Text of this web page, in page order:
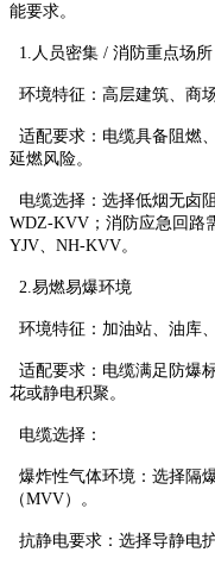
能要求。
1.人员密集 / 消防重点场所
环境特征：高层建筑、商
适配要求：电缆具备阻燃
延燃风险。
电缆选择：选择低烟无卤
WDZ-KVV；消防应急回路
YJV、NH-KVV。
2.易燃易爆环境
环境特征：加油站、油库
适配要求：电缆满足防爆
花或静电积聚。
电缆选择：
爆炸性气体环境：选择隔
（MVV）。
抗静电要求：选择导静电